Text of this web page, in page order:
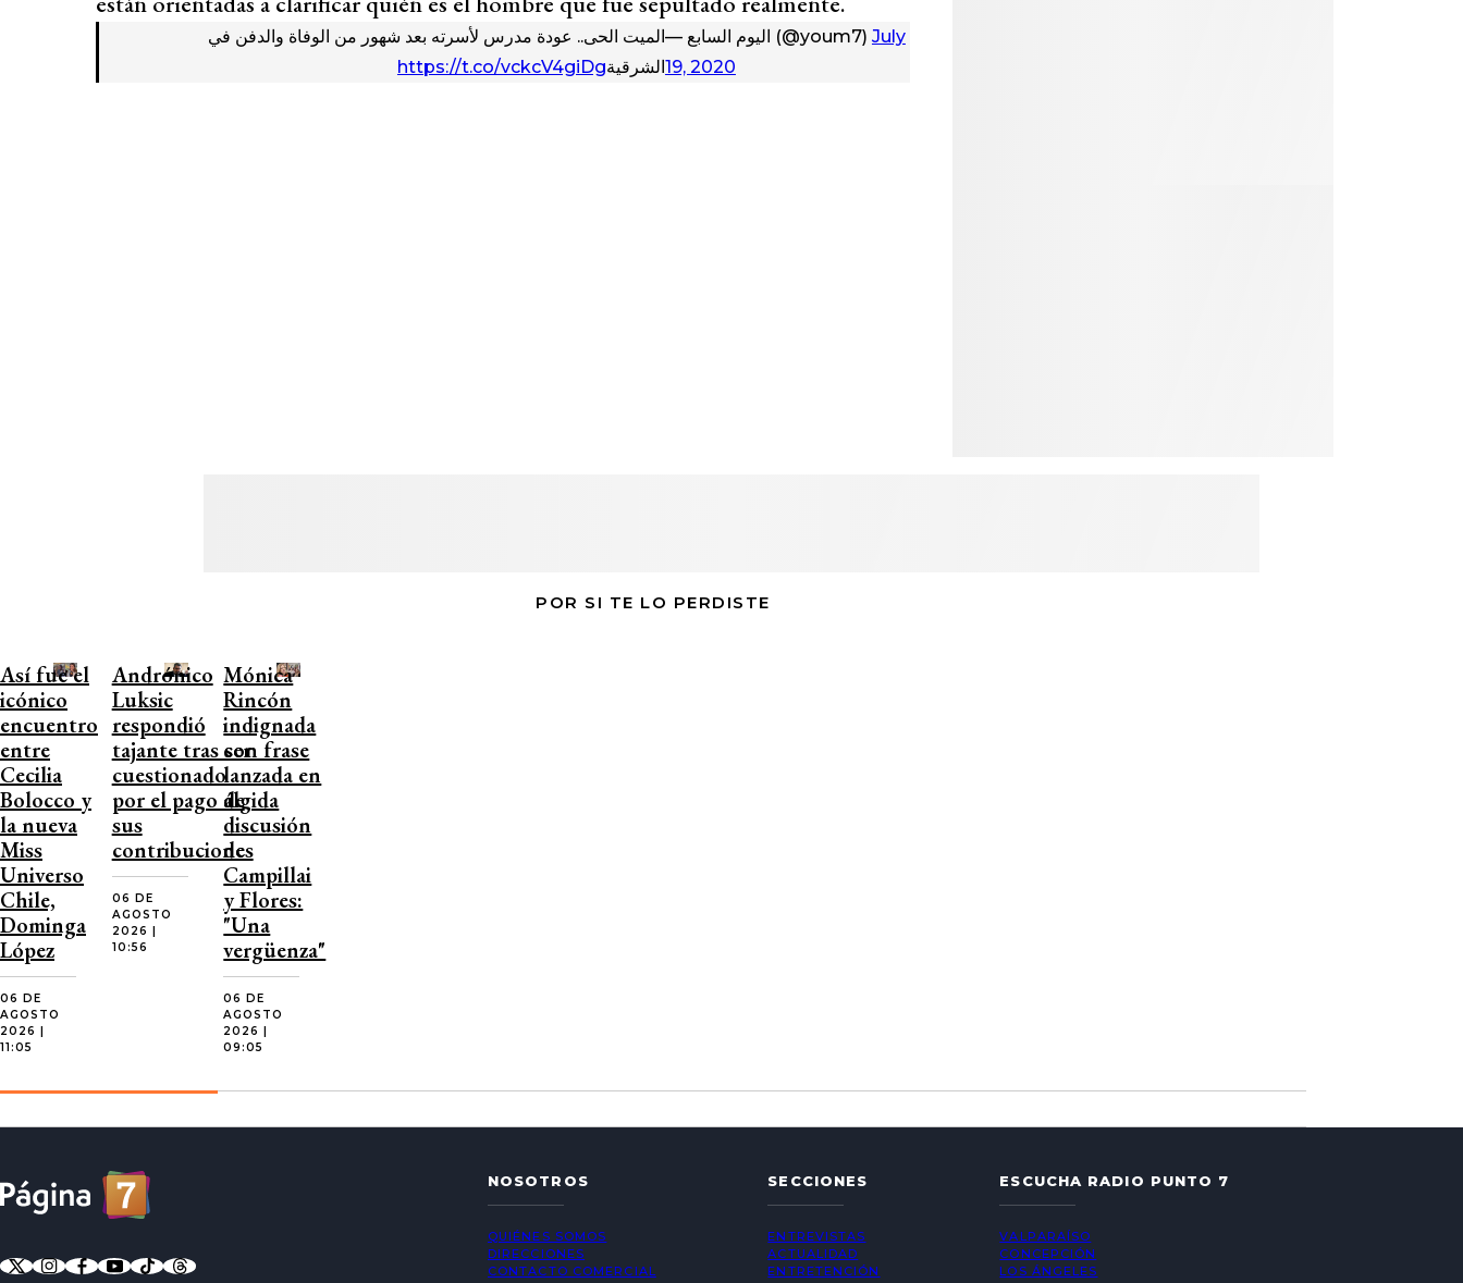
الميت الحى.. عودة مدرس لأسرته بعد شهور من الوفاة والدفن في
الشرقيةhttps://t.co/vckcV4giDg
— اليوم السابع (@youm7) July
19, 2020
POR SI TE LO PERDISTE
Así fue el
icónico
encuentro
entre
Cecilia
Bolocco y
la nueva
Miss
Universo
Chile,
Dominga
López
06 DE
AGOSTO
2026 |
11:05
Andrónico
Luksic
respondió
tajante tras ser
cuestionado
por el pago de
sus
contribuciones
06 DE
AGOSTO
2026 |
10:56
Mónica
Rincón
indignada
con frase
lanzada en
álgida
discusión
de
Campillai
y Flores:
"Una
vergüenza"
06 DE
AGOSTO
2026 |
09:05
NOSOTROS
QUIÉNES SOMOS
DIRECCIONES
CONTACTO COMERCIAL
SECCIONES
ENTREVISTAS
ACTUALIDAD
ENTRETENCIÓN
ESCUCHA RADIO PUNTO 7
VALPARAÍSO
CONCEPCIÓN
LOS ÁNGELES